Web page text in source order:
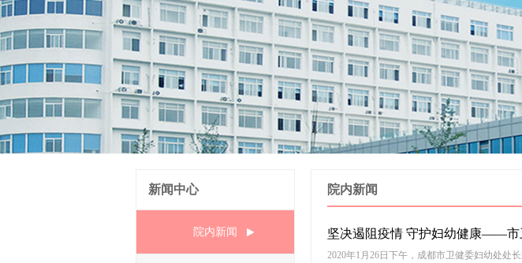
新闻中心
院内新闻
院内新闻
坚决遏阻疫情 守护妇幼健康——市
2020年1月26日下午，成都市卫健委妇幼处处